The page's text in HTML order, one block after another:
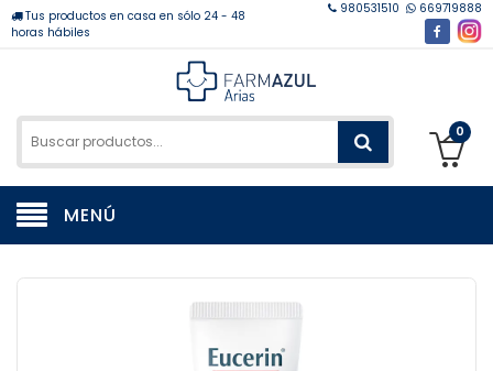
Tus productos en casa en sólo 24 - 48
horas hábiles
980531510 669719888
0
MENÚ